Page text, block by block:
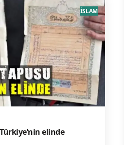
elinde
İSLAM